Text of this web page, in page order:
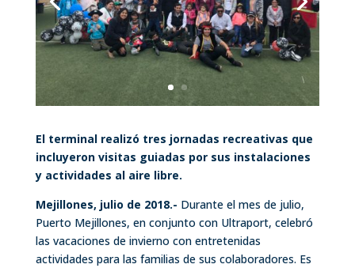
El terminal realizó tres jornadas recreativas que
incluyeron visitas guiadas por sus instalaciones
y actividades al aire libre.
Mejillones, julio de 2018.- Durante el mes de julio,
Puerto Mejillones, en conjunto con Ultraport, celebró
las vacaciones de invierno con entretenidas
actividades para las familias de sus colaboradores. Es